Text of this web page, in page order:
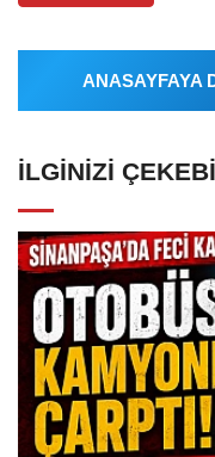
ANASAYFAYA
İLGINIZI